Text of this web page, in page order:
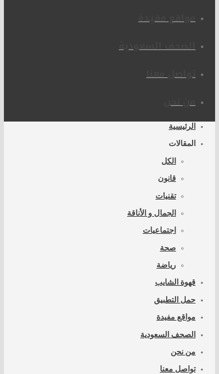
مواقع مفيدة
الصحف السعودية
تواصل معنا
من نحن
الرئيسية
المقالات
الكل
قانون
تقنيات
الجمال و الأناقة
اجتماعيات
صحة
رياضة
قهوة الشايب
حمل التطبيق
مواقع مفيدة
الصحف السعودية
من نحن
تواصل معنا